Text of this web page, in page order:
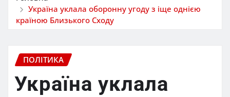
Україна уклала оборонну угоду з іще однією
країною Близького Сходу
ПОЛІТИКА
Україна уклала